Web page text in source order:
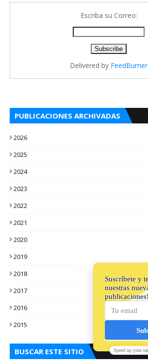
Escriba su Correo:
Delivered by FeedBurner
PUBLICACIONES ARCHIVADAS
2026
2025
2024
2023
2022
2021
2020
2019
2018
2017
2016
2015
BUSCAR ESTE SITIO